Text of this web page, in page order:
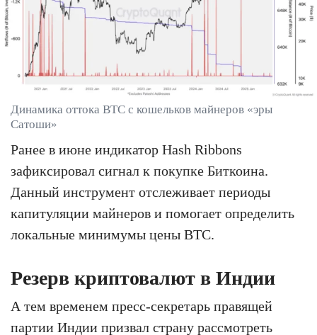
Динамика оттока BTC с кошельков майнеров «эры
Сатоши»
Ранее в июне индикатор Hash Ribbons
зафиксировал сигнал к покупке Биткоина.
Данный инструмент отслеживает периоды
капитуляции майнеров и помогает определить
локальные минимумы цены BTC.
Резерв криптовалют в Индии
А тем временем пресс-секретарь правящей
партии Индии призвал страну рассмотреть